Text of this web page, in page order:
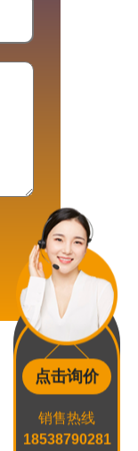
点击询价
销售热线
18538790281